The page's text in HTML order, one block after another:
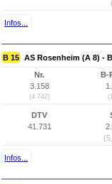
Infos...
B 15 AS Rosenheim (A 8) -
Nr.
3.158
(4.742)
B-
DTV
41.731
Infos...